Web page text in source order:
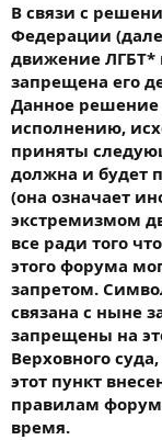
В связи с
Федерации
движение ЛГБТ*
запрещена его
Данное
исполнению,
приняты
должна и будет
(она означает
экстремизмом
все ради того
этого форума
запретом.
связана с ныне
запрещены на
Верховного
этот пункт
правилам
время.